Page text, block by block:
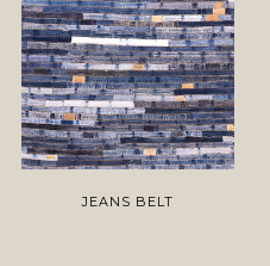
JEANS BELT